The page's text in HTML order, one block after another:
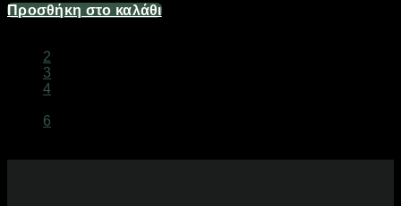
Προσθήκη στο καλάθι
2
3
4
6